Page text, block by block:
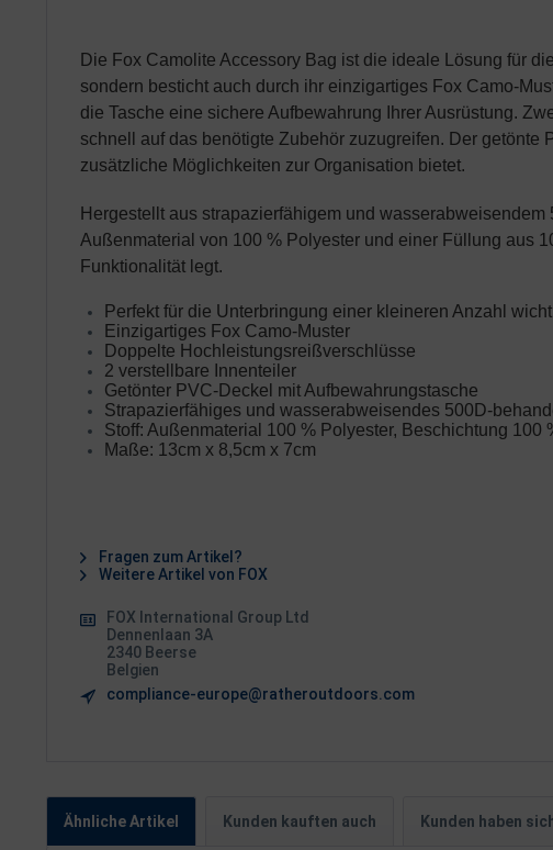
Die Fox Camolite Accessory Bag ist die ideale Lösung für
sondern besticht auch durch ihr einzigartiges Fox Camo-
die Tasche eine sichere Aufbewahrung Ihrer Ausrüstung.
schnell auf das benötigte Zubehör zuzugreifen. Der
zusätzliche Möglichkeiten zur Organisation bietet.
Hergestellt aus strapazierfähigem und
Außenmaterial von 100 % Polyester und einer Füllung aus
Funktionalität legt.
Perfekt für die Unterbringung einer kleineren Anzahl
Einzigartiges Fox Camo-Muster
Doppelte Hochleistungsreißverschlüsse
2 verstellbare Innenteiler
Getönter PVC-Deckel mit Aufbewahrungstasche
Strapazierfähiges und wasserabweisendes 500D-
Stoff: Außenmaterial 100 % Polyester, Beschichtung 100
Maße: 13cm x 8,5cm x 7cm
Fragen zum Artikel?
Weitere Artikel von FOX
FOX International Group Ltd
Dennenlaan 3A
2340 Beerse
Belgien
compliance-europe@ratheroutdoors.com
Ähnliche Artikel Kunden kauften auch Kunden haben